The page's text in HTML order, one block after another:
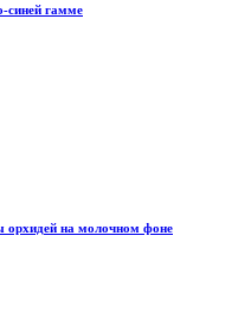
синей гамме
орхидей на молочном фоне